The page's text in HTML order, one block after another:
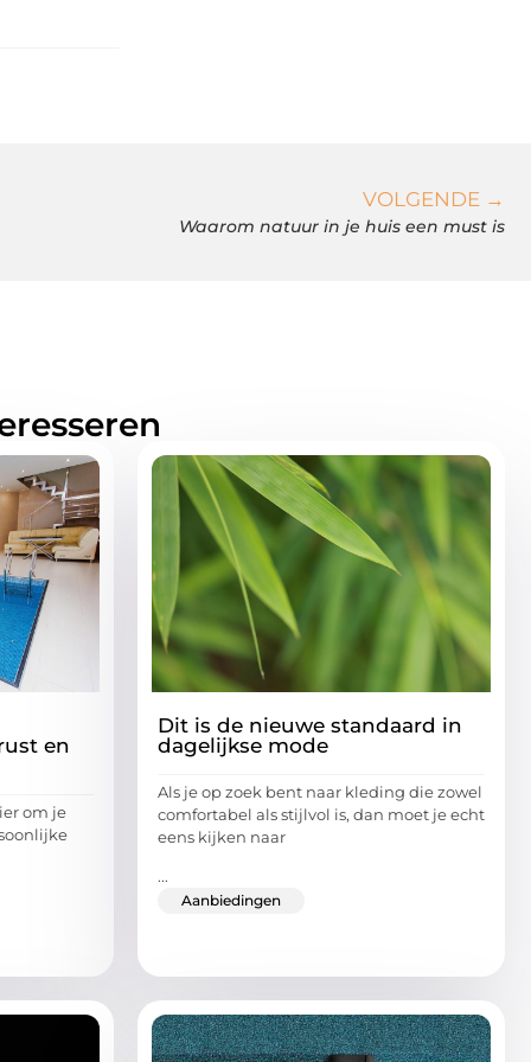
VOLGENDE →
Waarom natuur in je huis een must is
en
om je
Dit is de nieuwe standaard in
dagelijkse mode
Als je op zoek bent naar kleding die zowel
comfortabel als stijlvol is, dan moet je echt
eens kijken naar
...
Aanbiedingen